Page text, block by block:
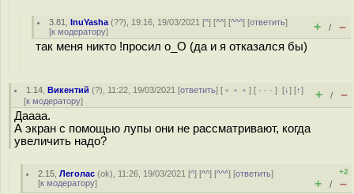
3.81 ,InuYasha (??), 19:16, 19/03/2021 [^] [^^] [^^^] [ответить]
[к модератору] + / –
так меня никто !просил o_O (да и я отказался бы)
1.14 ,Викентий (?), 11:22, 19/03/2021 [ответить] [ ﹢﹢﹢] [ · · ·][↓] [↑]
[к модератору] + / –
Даааа.
А экран с помощью лупы они не рассматривают, когда
увеличить надо?
2.15 ,Леголас (ok), 11:26, 19/03/2021 [^] [^^] [^^^] [ответить]
[к модератору]
+2
+ / –